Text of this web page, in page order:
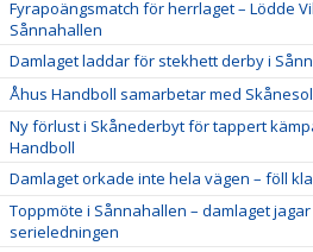
Fyrapoängsmatch för herrlaget – Lödde
Sånnahallen
Damlaget laddar för stekhett derby i
Åhus Handboll samarbetar med Skånesol
Ny förlust i Skånederbyt för tappert
Handboll
Damlaget orkade inte hela vägen – föll
Toppmöte i Sånnahallen – damlaget jagar
serieledningen